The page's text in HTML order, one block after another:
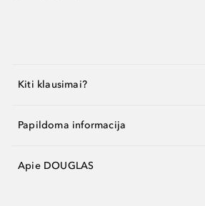
Kiti klausimai?
Papildoma informacija
Apie DOUGLAS